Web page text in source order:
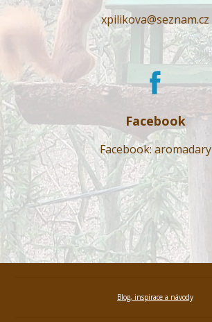
xpilikova@seznam.cz
Facebook
Facebook: aromadary
Blog, inspirace a návody